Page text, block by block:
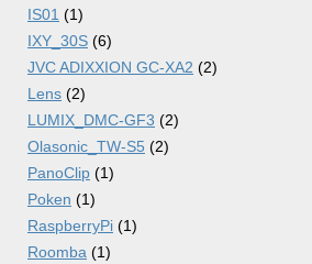
IS01 (1)
IXY_30S (6)
JVC ADIXXION GC-XA2 (2)
Lens (2)
LUMIX_DMC-GF3 (2)
Olasonic_TW-S5 (2)
PanoClip (1)
Poken (1)
RaspberryPi (1)
Roomba (1)